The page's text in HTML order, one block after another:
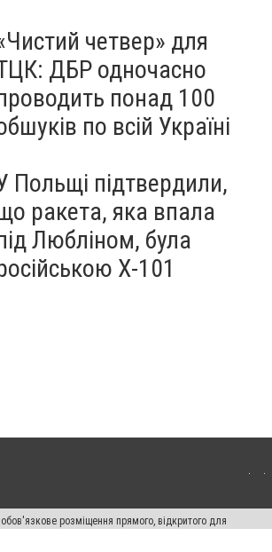
четвер» для
ДБР одночасно
понад 100
по всій Україні
Польщі підтвердили,
ракета, яка впала
Любліном, була
Х-101
розміщення прямого, відкритого для